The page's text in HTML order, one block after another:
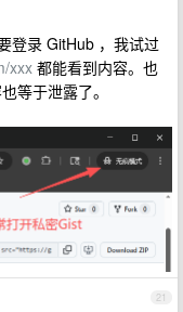
登录 GitHub ，我试过
xxx 都能看到内容。也
等于泄露了。
21